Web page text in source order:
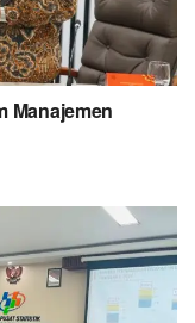
Manajemen